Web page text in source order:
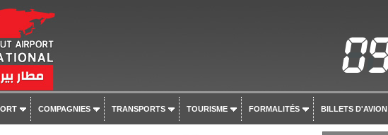
COMPAGNIES TRANSPORTS TOURISME FORMALITÉS BILLETS D'AVION